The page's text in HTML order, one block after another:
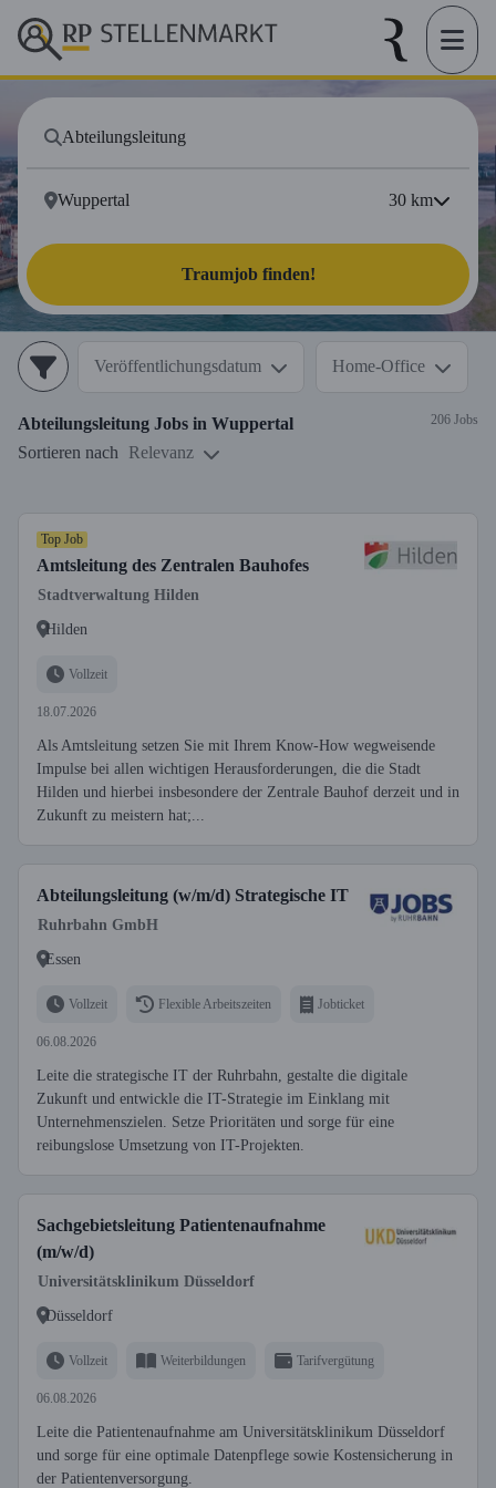
30 km
Traumjob finden!
Veröffentlichungsdatum Home-Office
Abteilungsleitung Jobs in Wuppertal 206 Jobs
Sortieren nach Relevanz
Top Job
Amtsleitung des Zentralen Bauhofes
Stadtverwaltung Hilden
Hilden
Vollzeit
18.07.2026
Als Amtsleitung setzen Sie mit Ihrem Know-How wegweisende
Impulse bei allen wichtigen Herausforderungen, die die Stadt
Hilden und hierbei insbesondere der Zentrale Bauhof derzeit und in
Zukunft zu meistern hat;...
Abteilungsleitung (w/m/d) Strategische IT
Ruhrbahn GmbH
Essen
Vollzeit Flexible Arbeitszeiten Jobticket
06.08.2026
Leite die strategische IT der Ruhrbahn, gestalte die digitale
Zukunft und entwickle die IT-Strategie im Einklang mit
Unternehmenszielen. Setze Prioritäten und sorge für eine
reibungslose Umsetzung von IT-Projekten.
Sachgebietsleitung Patientenaufnahme
(m/w/d)
Universitätsklinikum Düsseldorf
Düsseldorf
Vollzeit Weiterbildungen Tarifvergütung
06.08.2026
Leite die Patientenaufnahme am Universitätsklinikum Düsseldorf
und sorge für eine optimale Datenpflege sowie Kostensicherung in
der Patientenversorgung.